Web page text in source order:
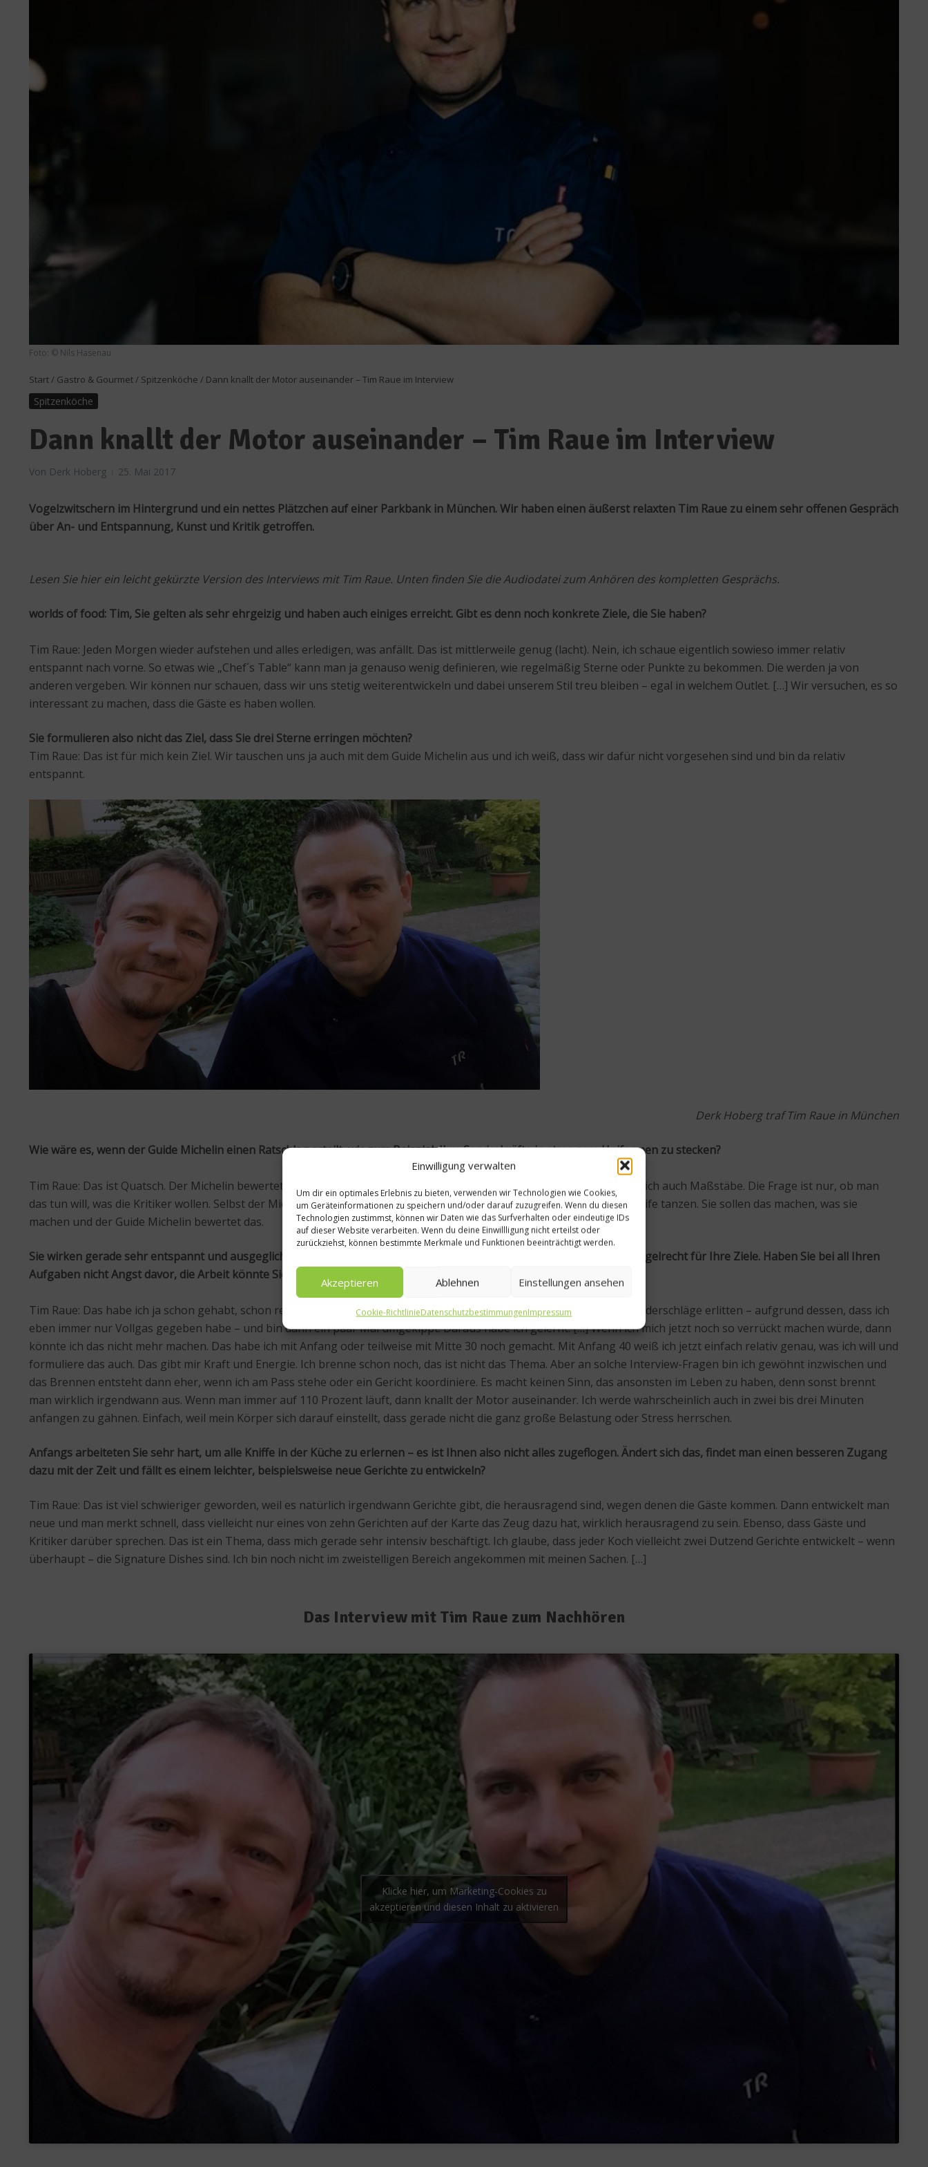
Einwilligung verwalten
Um dir ein optimales Erlebnis zu bieten, verwenden wir Technologien wie Cookies,
um Geräteinformationen zu speichern und/oder darauf zuzugreifen. Wenn du diesen
Technologien zustimmst, können wir Daten wie das Surfverhalten oder eindeutige IDs
auf dieser Website verarbeiten. Wenn du deine Einwillligung nicht erteilst oder
zurückziehst, können bestimmte Merkmale und Funktionen beeinträchtigt werden.
Akzeptieren Ablehnen Einstellungen ansehen
Cookie-RichtlinieDatenschutzbestimmungenImpressum
Foto: © Nils Hasenau
Start/ Gastro & Gourmet/ Spitzenköche / Dann knallt der Motor auseinander – Tim Raue im Interview
Spitzenköche
Dann knallt der Motor auseinander – Tim Raue im Interview
Von Derk Hoberg 25. Mai 2017
Vogelzwitschern im Hintergrund und ein nettes Plätzchen auf einer Parkbank in München. Wir haben einen äußerst relaxten Tim Raue zu einem sehr offenen Gespräch
über An- und Entspannung, Kunst und Kritik getroffen.
Lesen Sie hier ein leicht gekürzte Version des Interviews mit Tim Raue. Unten finden Sie die Audiodatei zum Anhören des kompletten Gesprächs.
worlds of food: Tim, Sie gelten als sehr ehrgeizig und haben auch einiges erreicht. Gibt es denn noch konkrete Ziele, die Sie haben?
Tim Raue: Jeden Morgen wieder aufstehen und alles erledigen, was anfällt. Das ist mittlerweile genug (lacht). Nein, ich schaue eigentlich sowieso immer relativ
entspannt nach vorne. So etwas wie „Chef´s Table“ kann man ja genauso wenig definieren, wie regelmäßig Sterne oder Punkte zu bekommen. Die werden ja von
anderen vergeben. Wir können nur schauen, dass wir uns stetig weiterentwickeln und dabei unserem Stil treu bleiben – egal in welchem Outlet. […] Wir versuchen, es so
interessant zu machen, dass die Gäste es haben wollen.
Sie formulieren also nicht das Ziel, dass Sie drei Sterne erringen möchten?
Tim Raue: Das ist für mich kein Ziel. Wir tauschen uns ja auch mit dem Guide Michelin aus und ich weiß, dass wir dafür nicht vorgesehen sind und bin da relativ
entspannt.
Derk Hoberg traf Tim Raue in München
Wie wäre es, wenn der Guide Michelin einen Ratschlag erteilt, wie zum Beispiel, Ihre Servicekräfte in strengere Uniformen zu stecken?
Tim Raue: Das ist Quatsch. Der Michelin bewertet für die Sterne ja tatsächlich nur das Essen. Aber sie haben dort natürlich auch Maßstäbe. Die Frage ist nur, ob man
das tun will, was die Kritiker wollen. Selbst der Michelin sagt ja, dass man es nicht möchte, dass die Köche nach ihrer Pfeife tanzen. Sie sollen das machen, was sie
machen und der Guide Michelin bewertet das.
Sie wirken gerade sehr entspannt und ausgeglichen. Als Außenstehender hatte ich häufig den Eindruck, Sie brennen regelrecht für Ihre Ziele. Haben Sie bei all Ihren
Aufgaben nicht Angst davor, die Arbeit könnte Sie auffressen, Sie könnten ausbrennen?
Tim Raue: Das habe ich ja schon gehabt, schon relativ früh mit 26, 27 Jahren die ersten körperlichen und seelischen Niederschläge erlitten – aufgrund dessen, dass ich
eben immer nur Vollgas gegeben habe – und bin dann ein paar Mal umgekippt. Daraus habe ich gelernt. […] Wenn ich mich jetzt noch so verrückt machen würde, dann
könnte ich das nicht mehr machen. Das habe ich mit Anfang oder teilweise mit Mitte 30 noch gemacht. Mit Anfang 40 weiß ich jetzt einfach relativ genau, was ich will und
formuliere das auch. Das gibt mir Kraft und Energie. Ich brenne schon noch, das ist nicht das Thema. Aber an solche Interview-Fragen bin ich gewöhnt inzwischen und
das Brennen entsteht dann eher, wenn ich am Pass stehe oder ein Gericht koordiniere. Es macht keinen Sinn, das ansonsten im Leben zu haben, denn sonst brennt
man wirklich irgendwann aus. Wenn man immer auf 110 Prozent läuft, dann knallt der Motor auseinander. Ich werde wahrscheinlich auch in zwei bis drei Minuten
anfangen zu gähnen. Einfach, weil mein Körper sich darauf einstellt, dass gerade nicht die ganz große Belastung oder Stress herrschen.
Anfangs arbeiteten Sie sehr hart, um alle Kniffe in der Küche zu erlernen – es ist Ihnen also nicht alles zugeflogen. Ändert sich das, findet man einen besseren Zugang
dazu mit der Zeit und fällt es einem leichter, beispielsweise neue Gerichte zu entwickeln?
Tim Raue: Das ist viel schwieriger geworden, weil es natürlich irgendwann Gerichte gibt, die herausragend sind, wegen denen die Gäste kommen. Dann entwickelt man
neue und man merkt schnell, dass vielleicht nur eines von zehn Gerichten auf der Karte das Zeug dazu hat, wirklich herausragend zu sein. Ebenso, dass Gäste und
Kritiker darüber sprechen. Das ist ein Thema, dass mich gerade sehr intensiv beschäftigt. Ich glaube, dass jeder Koch vielleicht zwei Dutzend Gerichte entwickelt – wenn
überhaupt – die Signature Dishes sind. Ich bin noch nicht im zweistelligen Bereich angekommen mit meinen Sachen. […]
Das Interview mit Tim Raue zum Nachhören
Klicke hier, um Marketing-Cookies zu
akzeptieren und diesen Inhalt zu aktivieren